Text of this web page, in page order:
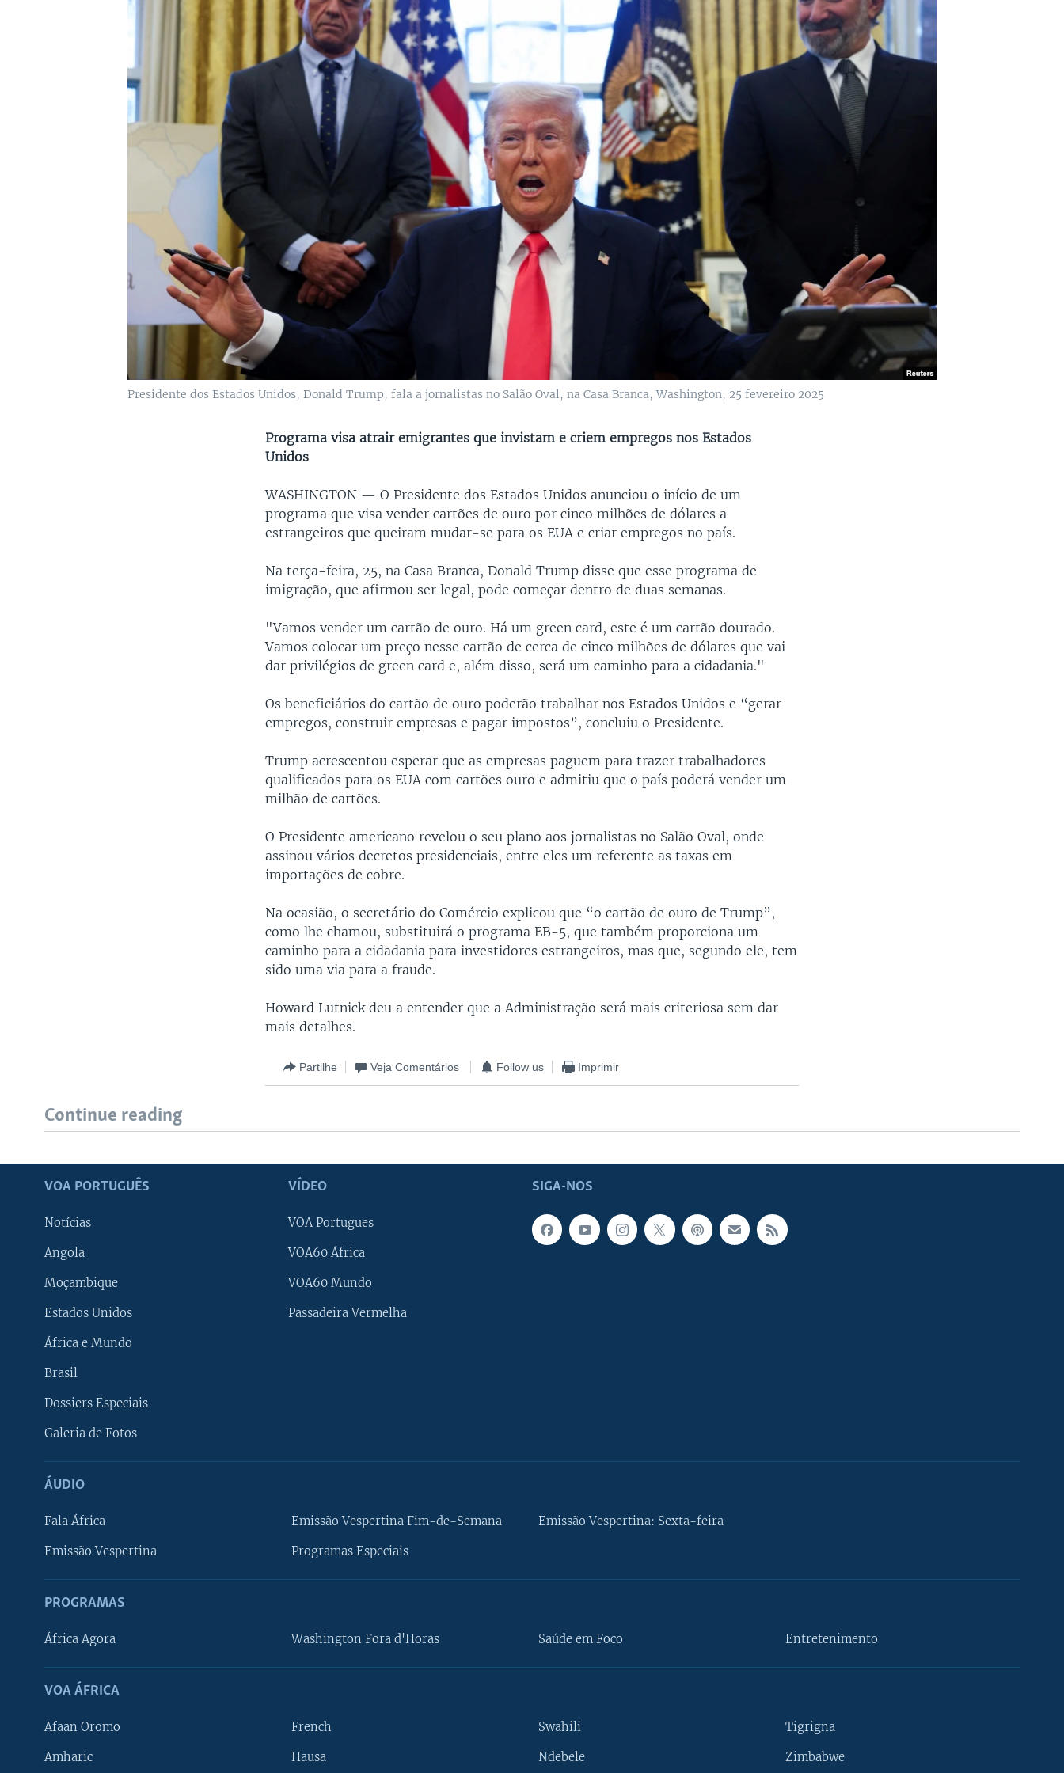
Presidente dos Estados Unidos, Donald Trump, fala a jornalistas no Salão Oval, na Casa Branca, Washington, 25 fevereiro 2025
Programa visa atrair emigrantes que invistam e criem empregos nos Estados
Unidos
WASHINGTON —O Presidente dos Estados Unidos anunciou o início de um
programa que visa vender cartões de ouro por cinco milhões de dólares a
estrangeiros que queiram mudar-se para os EUA e criar empregos no país.
Na terça-feira, 25, na Casa Branca, Donald Trump disse que esse programa de
imigração, que afirmou ser legal, pode começar dentro de duas semanas.
"Vamos vender um cartão de ouro. Há um green card, este é um cartão dourado.
Vamos colocar um preço nesse cartão de cerca de cinco milhões de dólares que vai
dar privilégios de green card e, além disso, será um caminho para a cidadania."
Os beneficiários do cartão de ouro poderão trabalhar nos Estados Unidos e “gerar
empregos, construir empresas e pagar impostos”, concluiu o Presidente.
Trump acrescentou esperar que as empresas paguem para trazer trabalhadores
qualificados para os EUA com cartões ouro e admitiu que o país poderá vender um
milhão de cartões.
O Presidente americano revelou o seu plano aos jornalistas no Salão Oval, onde
assinou vários decretos presidenciais, entre eles um referente as taxas em
importações de cobre.
Na ocasião, o secretário do Comércio explicou que “o cartão de ouro de Trump”,
como lhe chamou, substituirá o programa EB-5, que também proporciona um
caminho para a cidadania para investidores estrangeiros, mas que, segundo ele, tem
sido uma via para a fraude.
Howard Lutnick deu a entender que a Administração será mais criteriosa sem dar
mais detalhes.
Partilhe Veja Comentários Follow us Imprimir
Continue reading
SIGA-NOS
VOA PORTUGUÊS
Notícias
Angola
Moçambique
Estados Unidos
África e Mundo
Brasil
Dossiers Especiais
Galeria de Fotos
VÍDEO
VOA Portugues
VOA60 África
VOA60 Mundo
Passadeira Vermelha
ÁUDIO
Fala África
Emissão Vespertina
Emissão Vespertina Fim-de-Semana
Programas Especiais
Emissão Vespertina: Sexta-feira
PROGRAMAS
África Agora Washington Fora d'Horas Saúde em Foco Entretenimento
VOA ÁFRICA
Afaan Oromo
Amharic
French
Hausa
Swahili
Ndebele
Tigrigna
Zimbabwe